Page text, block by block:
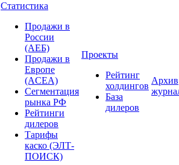
Статистика
Продажи в
России
(АЕБ)
Продажи в
Европе
(ACEA)
Сегментация
рынка РФ
Рейтинги
дилеров
Тарифы
каско (ЭЛТ-
ПОИСК)
Проекты
Рейтинг
холдингов
База
дилеров
Архив